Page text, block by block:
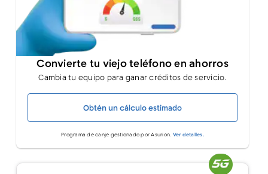
Convierte tu viejo teléfono en ahorros
Cambia tu equipo para ganar créditos de servicio.
Obtén un cálculo estimado
Programa de canje gestionado por Asurion. Ver detalles.